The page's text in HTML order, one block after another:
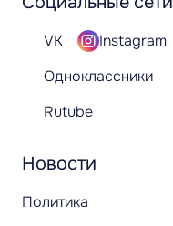
Новости
Политика
VK Instagram
Одноклассники
Rutube